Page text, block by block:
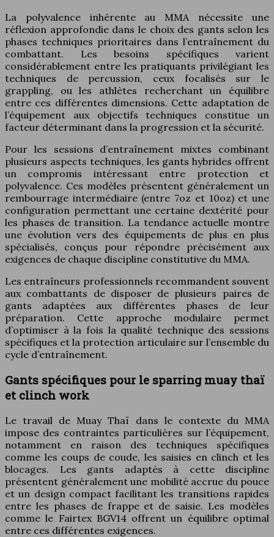
La polyvalence inhérente au MMA nécessite une
réflexion approfondie dans le choix des gants selon les
phases techniques prioritaires dans l’entraînement du
combattant. Les besoins spécifiques varient
considérablement entre les pratiquants privilégiant les
techniques de percussion, ceux focalisés sur le
grappling, ou les athlètes recherchant un équilibre
entre ces différentes dimensions. Cette adaptation de
l’équipement aux objectifs techniques constitue un
facteur déterminant dans la progression et la sécurité.
Pour les sessions d’entraînement mixtes combinant
plusieurs aspects techniques, les gants hybrides offrent
un compromis intéressant entre protection et
polyvalence. Ces modèles présentent généralement un
rembourrage intermédiaire (entre 7oz et 10oz) et une
configuration permettant une certaine dextérité pour
les phases de transition. La tendance actuelle montre
une évolution vers des équipements de plus en plus
spécialisés, conçus pour répondre précisément aux
exigences de chaque discipline constitutive du MMA.
Les entraîneurs professionnels recommandent souvent
aux combattants de disposer de plusieurs paires de
gants adaptées aux différentes phases de leur
préparation. Cette approche modulaire permet
d’optimiser à la fois la qualité technique des sessions
spécifiques et la protection articulaire sur l’ensemble du
cycle d’entraînement.
Gants spécifiques pour le sparring muay thaï
et clinch work
Le travail de Muay Thaï dans le contexte du MMA
impose des contraintes particulières sur l’équipement,
notamment en raison des techniques spécifiques
comme les coups de coude, les saisies en clinch et les
blocages. Les gants adaptés à cette discipline
présentent généralement une mobilité accrue du pouce
et un design compact facilitant les transitions rapides
entre les phases de frappe et de saisie. Les modèles
comme le Fairtex BGV14 offrent un équilibre optimal
entre ces différentes exigences.